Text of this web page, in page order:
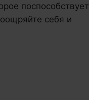
поспособствует
себя и